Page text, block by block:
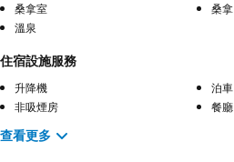
桑拿室
桑拿
溫泉
住宿設施服務
升降機
泊車
非吸煙房
餐廳
查看更多